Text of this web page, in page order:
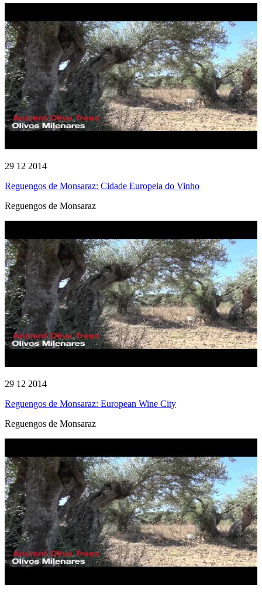
29 12 2014
Reguengos de Monsaraz: Cidade Europeia do Vinho
Reguengos de Monsaraz
29 12 2014
Reguengos de Monsaraz: European Wine City
Reguengos de Monsaraz